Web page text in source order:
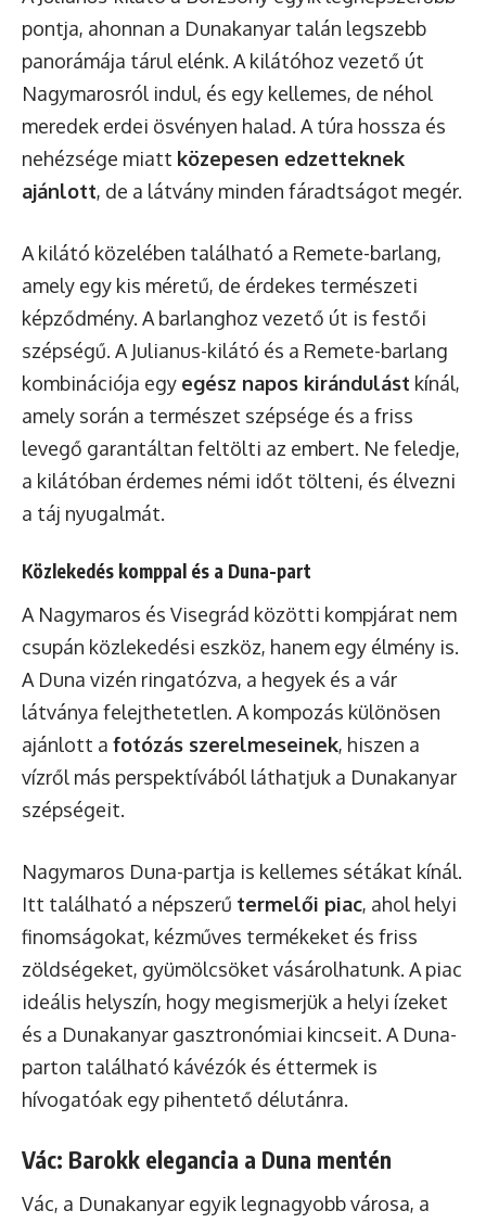
pontja, ahonnan a Dunakanyar talán legszebb
panorámája tárul elénk. A kilátóhoz vezető út
Nagymarosról indul, és egy kellemes, de néhol
meredek erdei ösvényen halad. A túra hossza és
nehézsége miatt közepesen edzetteknek
ajánlott, de a látvány minden fáradtságot megér.
A kilátó közelében található a Remete-barlang,
amely egy kis méretű, de érdekes természeti
képződmény. A barlanghoz vezető út is festői
szépségű. A Julianus-kilátó és a Remete-barlang
kombinációja egy egész napos kirándulást kínál,
amely során a természet szépsége és a friss
levegő garantáltan feltölti az embert. Ne feledje,
a kilátóban érdemes némi időt tölteni, és élvezni
a táj nyugalmát.
Közlekedés komppal és a Duna-part
A Nagymaros és Visegrád közötti kompjárat nem
csupán közlekedési eszköz, hanem egy élmény is.
A Duna vizén ringatózva, a hegyek és a vár
látványa felejthetetlen. A kompozás különösen
ajánlott a fotózás szerelmeseinek, hiszen a
vízről más perspektívából láthatjuk a Dunakanyar
szépségeit.
Nagymaros Duna-partja is kellemes sétákat kínál.
Itt található a népszerű termelői piac, ahol helyi
finomságokat, kézműves termékeket és friss
zöldségeket, gyümölcsöket vásárolhatunk. A piac
ideális helyszín, hogy megismerjük a helyi ízeket
és a Dunakanyar gasztronómiai kincseit. A Duna-
parton található kávézók és éttermek is
hívogatóak egy pihentető délutánra.
Vác: Barokk elegancia a Duna mentén
Vác, a Dunakanyar egyik legnagyobb városa, a